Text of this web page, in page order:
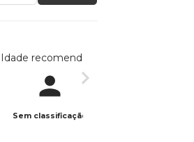
Idade recomendada
Sem classificação